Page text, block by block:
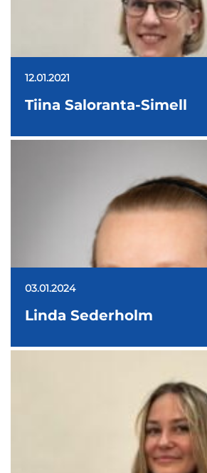
12.01.2021
Tiina Saloranta-Simell
03.01.2024
Linda Sederholm